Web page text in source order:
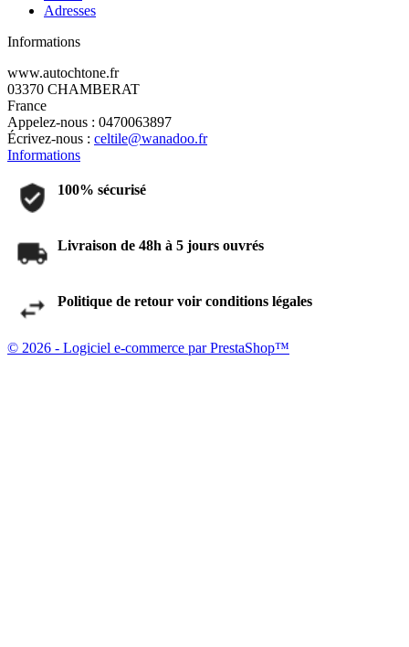
Adresses
Informations
www.autochtone.fr
03370 CHAMBERAT
France
Appelez-nous : 0470063897
Écrivez-nous : celtile@wanadoo.fr
Informations
100% sécurisé
Livraison de 48h à 5 jours ouvrés
Politique de retour voir conditions légales
© 2026 - Logiciel e-commerce par PrestaShop™